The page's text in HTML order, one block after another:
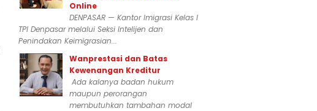
Online
DENPASAR — Kantor Imigrasi Kelas I
TPI Denpasar melalui Seksi Intelijen dan
Penindakan Keimigrasian...
Wanprestasi dan Batas
Kewenangan Kreditur
Ada kalanya badan hukum
maupun perorangan
membutuhkan tambahan modal